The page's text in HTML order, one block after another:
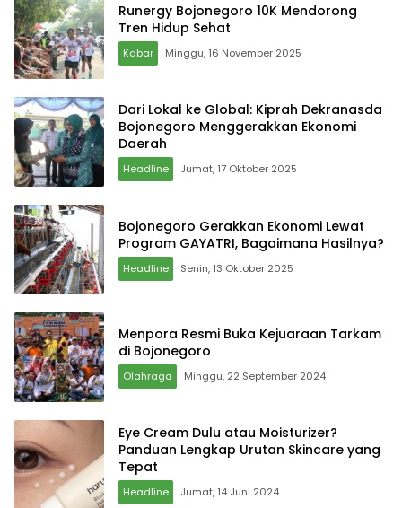
Runergy Bojonegoro 10K Mendorong
Tren Hidup Sehat
Kabar Minggu, 16 November 2025
Dari Lokal ke Global: Kiprah Dekranasda
Bojonegoro Menggerakkan Ekonomi
Daerah
Headline Jumat, 17 Oktober 2025
Bojonegoro Gerakkan Ekonomi Lewat
Program GAYATRI, Bagaimana Hasilnya?
Headline Senin, 13 Oktober 2025
Menpora Resmi Buka Kejuaraan Tarkam
di Bojonegoro
Olahraga Minggu, 22 September 2024
Eye Cream Dulu atau Moisturizer?
Panduan Lengkap Urutan Skincare yang
Tepat
Headline Jumat, 14 Juni 2024